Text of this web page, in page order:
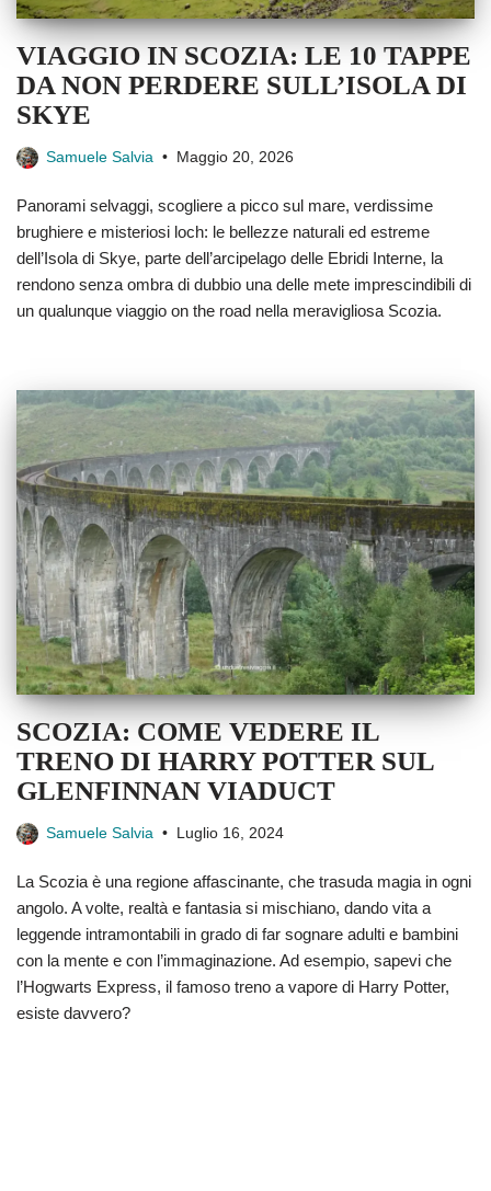
VIAGGIO IN SCOZIA: LE 10 TAPPE
DA NON PERDERE SULL’ISOLA DI
SKYE
Samuele Salvia Maggio 20, 2026
Panorami selvaggi, scogliere a picco sul mare, verdissime
brughiere e misteriosi loch: le bellezze naturali ed estreme
dell’Isola di Skye, parte dell’arcipelago delle Ebridi Interne, la
rendono senza ombra di dubbio una delle mete imprescindibili di
un qualunque viaggio on the road nella meravigliosa Scozia.
SCOZIA: COME VEDERE IL
TRENO DI HARRY POTTER SUL
GLENFINNAN VIADUCT
Samuele Salvia Luglio 16, 2024
La Scozia è una regione affascinante, che trasuda magia in ogni
angolo. A volte, realtà e fantasia si mischiano, dando vita a
leggende intramontabili in grado di far sognare adulti e bambini
con la mente e con l’immaginazione. Ad esempio, sapevi che
l’Hogwarts Express, il famoso treno a vapore di Harry Potter,
esiste davvero?